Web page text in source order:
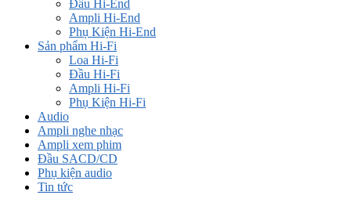
Đầu Hi-End
Ampli Hi-End
Phụ Kiện Hi-End
Sản phẩm Hi-Fi
Loa Hi-Fi
Đầu Hi-Fi
Ampli Hi-Fi
Phụ Kiện Hi-Fi
Audio
Ampli nghe nhạc
Ampli xem phim
Đầu SACD/CD
Phụ kiện audio
Tin tức